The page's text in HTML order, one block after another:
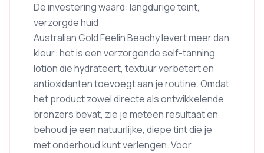
De investering waard: langdurige teint,
verzorgde huid
Australian Gold Feelin Beachy levert meer dan
kleur: het is een verzorgende self-tanning
lotion die hydrateert, textuur verbetert en
antioxidanten toevoegt aan je routine. Omdat
het product zowel directe als ontwikkelende
bronzers bevat, zie je meteen resultaat en
behoud je een natuurlijke, diepe tint die je
met onderhoud kunt verlengen. Voor